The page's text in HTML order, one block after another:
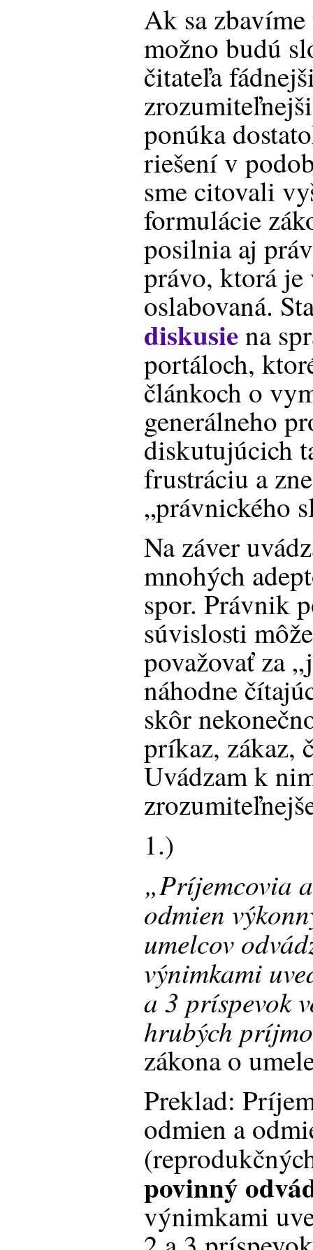
Ak sa
možno budú
čitateľa
ponúka
riešení v
sme citovali
formulácie
posilnia aj
právo, ktorá
oslabovaná.
diskusiena
portáloch,
článkoch o
generálneho
diskutujúcich
frustráciu a
„právnického
Na záver
mnohých
spor. Právnik
súvislosti
považovať za
náhodne
skôr
príkaz, zákaz,
Uvádzam k
1.)
„Príjemcovia
odmien
umelcov
výnimkami
a 3 príspevok
hrubých
zákona o
Preklad:
odmien a
povinný
výnimkami